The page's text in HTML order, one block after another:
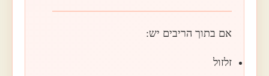
אם בתוך הריבים יש:
זלזול